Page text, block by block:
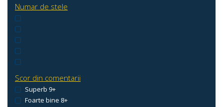
Numar de stele
Scor din comentarii
Superb 9+
Foarte bine 8+